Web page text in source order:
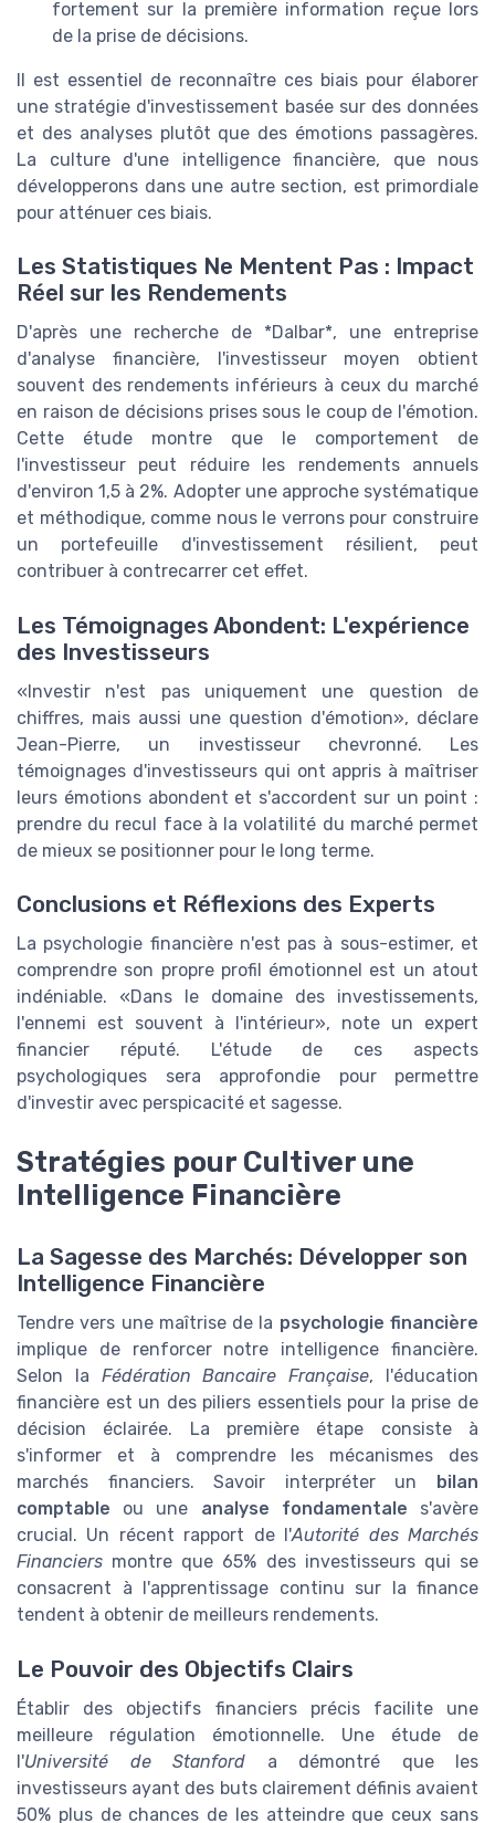
fortement sur la première information reçue lors
de la prise de décisions.
Il est essentiel de reconnaître ces biais pour élaborer
une stratégie d'investissement basée sur des données
et des analyses plutôt que des émotions passagères.
La culture d'une intelligence financière, que nous
développerons dans une autre section, est primordiale
pour atténuer ces biais.
Les Statistiques Ne Mentent Pas : Impact
Réel sur les Rendements
D'après une recherche de *Dalbar*, une entreprise
d'analyse financière, l'investisseur moyen obtient
souvent des rendements inférieurs à ceux du marché
en raison de décisions prises sous le coup de l'émotion.
Cette étude montre que le comportement de
l'investisseur peut réduire les rendements annuels
d'environ 1,5 à 2%. Adopter une approche systématique
et méthodique, comme nous le verrons pour construire
un portefeuille d'investissement résilient, peut
contribuer à contrecarrer cet effet.
Les Témoignages Abondent: L'expérience
des Investisseurs
«Investir n'est pas uniquement une question de
chiffres, mais aussi une question d'émotion», déclare
Jean-Pierre, un investisseur chevronné. Les
témoignages d'investisseurs qui ont appris à maîtriser
leurs émotions abondent et s'accordent sur un point :
prendre du recul face à la volatilité du marché permet
de mieux se positionner pour le long terme.
Conclusions et Réflexions des Experts
La psychologie financière n'est pas à sous-estimer, et
comprendre son propre profil émotionnel est un atout
indéniable. «Dans le domaine des investissements,
l'ennemi est souvent à l'intérieur», note un expert
financier réputé. L'étude de ces aspects
psychologiques sera approfondie pour permettre
d'investir avec perspicacité et sagesse.
Stratégies pour Cultiver une
Intelligence Financière
La Sagesse des Marchés: Développer son
Intelligence Financière
Tendre vers une maîtrise de la psychologie financière
implique de renforcer notre intelligence financière.
Selon la Fédération Bancaire Française, l'éducation
financière est un des piliers essentiels pour la prise de
décision éclairée. La première étape consiste à
s'informer et à comprendre les mécanismes des
marchés financiers. Savoir interpréter un
bilan
comptable ou une analyse fondamentale s'avère
crucial. Un récent rapport de l'Autorité des Marchés
Financiers montre que 65% des investisseurs qui se
consacrent à l'apprentissage continu sur la finance
tendent à obtenir de meilleurs rendements.
Le Pouvoir des Objectifs Clairs
Établir des objectifs financiers précis facilite une
meilleure régulation émotionnelle. Une étude de
l'Université de Stanford a démontré que les
investisseurs ayant des buts clairement définis avaient
50% plus de chances de les atteindre que ceux sans